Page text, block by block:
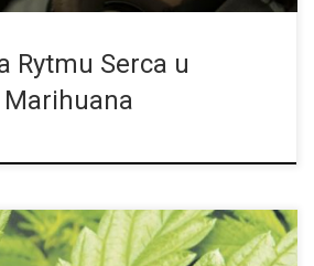
Rytmu Serca u
Marihuana